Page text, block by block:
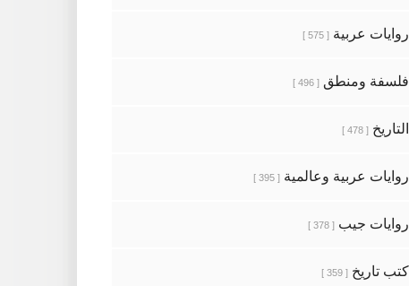
روايات عربية [ 575 ]
فلسفة ومنطق [ 496 ]
التاريخ [ 478 ]
روايات عربية وعالمية [ 395 ]
روايات جيب [ 378 ]
كتب تاريخ [ 359 ]